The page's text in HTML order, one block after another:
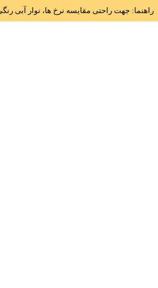
راهنما: جهت راحتی مقایسه نرخ ها، نوار آبی